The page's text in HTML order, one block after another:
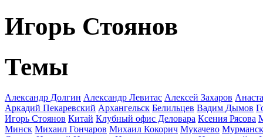
Игорь Стоянов
Темы
Александр Долгин Александр Левитас Алексей Захаров
Аркадий Пекаревский Архангельск Белильцев Вадим Дымов
Игорь Стоянов Китай Клубный офис Деловара Ксения Рясова
Минск Михаил Гончаров Михаил Кокорич Мукачево Мурманск